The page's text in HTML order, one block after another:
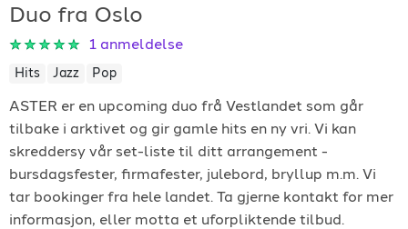
Gigplanet
For arrangører
For musiker
Support
Duo fra Oslo
1 anmeldelse
Hits Jazz Pop
ASTER er en upcoming duo frå Vestlandet som går
tilbake i arktivet og gir gamle hits en ny vri. Vi kan
skreddersy vår set-liste til ditt arrangement -
bursdagsfester, firmafester, julebord, bryllup m.m. Vi
tar bookinger fra hele landet. Ta gjerne kontakt for mer
informasjon, eller motta et uforpliktende tilbud.